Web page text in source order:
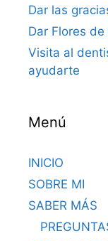
Dar las
Dar Flores
Visita al
ayudarte
Menú
INICIO
SOBRE MI
SABER MÁS